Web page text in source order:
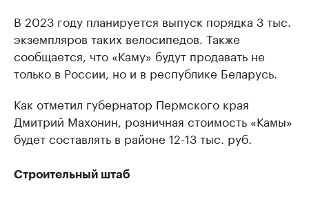
В 2023 году планируется выпуск порядка 3 тыс.
экземпляров таких велосипедов. Также
сообщается, что «Каму» будут продавать не
только в России, но и в республике Беларусь.
Как отметил губернатор Пермского края
Дмитрий Махонин, розничная стоимость «Камы»
будет составлять в районе 12-13 тыс. руб.
Строительный штаб